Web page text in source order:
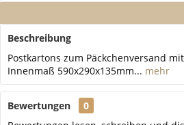
Beschreibung
Postkartons zum Päckchenversand
Innenmaß 590x290x135mm... mehr
Bewertungen
0